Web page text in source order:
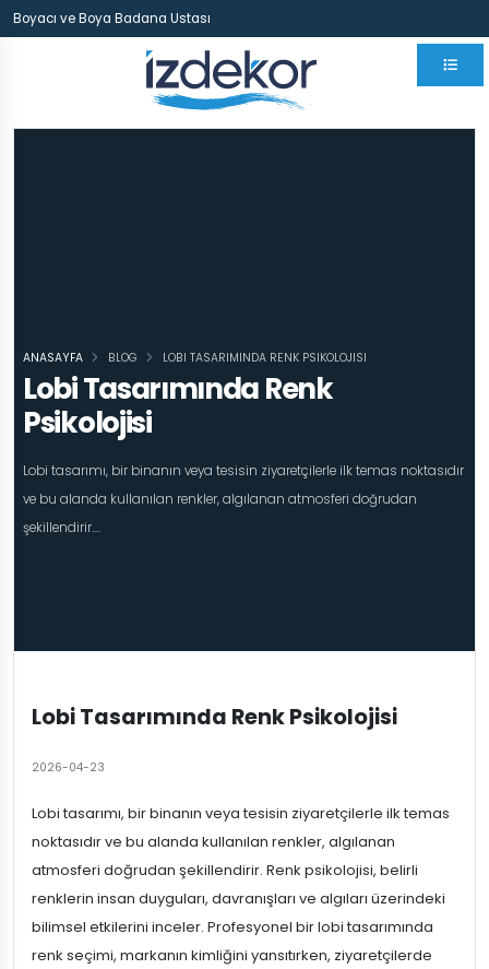
Boyacı ve Boya Badana Ustası
Lobi Tasarımında Renk
Psikolojisi
Lobi tasarımı, bir binanın veya tesisin ziyaretçilerle ilk temas noktasıdır
ve bu alanda kullanılan renkler, algılanan atmosferi doğrudan
şekillendirir....
ANASAYFA BLOG LOBI TASARIMINDA RENK PSIKOLOJISI
Lobi Tasarımında Renk Psikolojisi
2026-04-23
Lobi tasarımı, bir binanın veya tesisin ziyaretçilerle ilk temas
noktasıdır ve bu alanda kullanılan renkler, algılanan
atmosferi doğrudan şekillendirir. Renk psikolojisi, belirli
renklerin insan duyguları, davranışları ve algıları üzerindeki
bilimsel etkilerini inceler. Profesyonel bir lobi tasarımında
renk seçimi, markanın kimliğini yansıtırken, ziyaretçilerde